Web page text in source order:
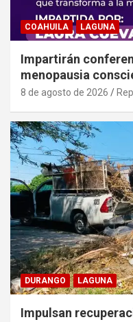
COAHUILA LAGUNA
Impartirán
menopausia
8 de agosto de 2026
DURANGO LAGUNA
Impulsan